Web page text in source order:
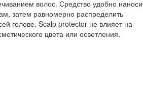
волос. Средство удобно
затем равномерно распределить
голове. Scalp protector не влияет на
цвета или осветления.